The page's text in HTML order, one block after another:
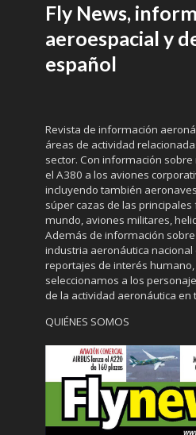
Fly News,
aeroespacial y
español
Revista de información
áreas de actividad
sector. Con información
el A380 a los aviones
incluyendo también
súper cazas de las
mundo, aviones militares,
Además de información
industria aeronáutica nacional
reportajes de interés
seleccionamos a los
de la actividad aeronáutica en
QUIÉNES SOMOS